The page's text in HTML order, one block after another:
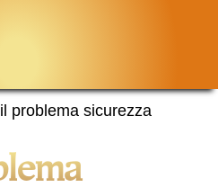
il problema sicurezza